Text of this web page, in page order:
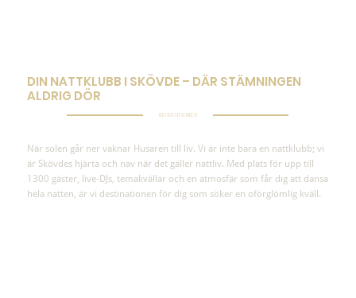
DIN NATTKLUBB I SKÖVDE – DÄR STÄMNINGEN
ALDRIG DÖR
KLUBB HUSAREN
När solen går ner vaknar Husaren till liv. Vi är inte bara en nattklubb; vi
är Skövdes hjärta och nav när det gäller nattliv. Med plats för upp till
1300 gäster, live-DJs, temakvällar och en atmosfär som får dig att dansa
hela natten, är vi destinationen för dig som söker en oförglömlig kväll.